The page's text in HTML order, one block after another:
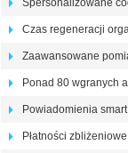
Spersonalizowane
Czas regeneracji
Zaawansowane
Ponad 80 wgranych
Powiadomienia smart
Płatności